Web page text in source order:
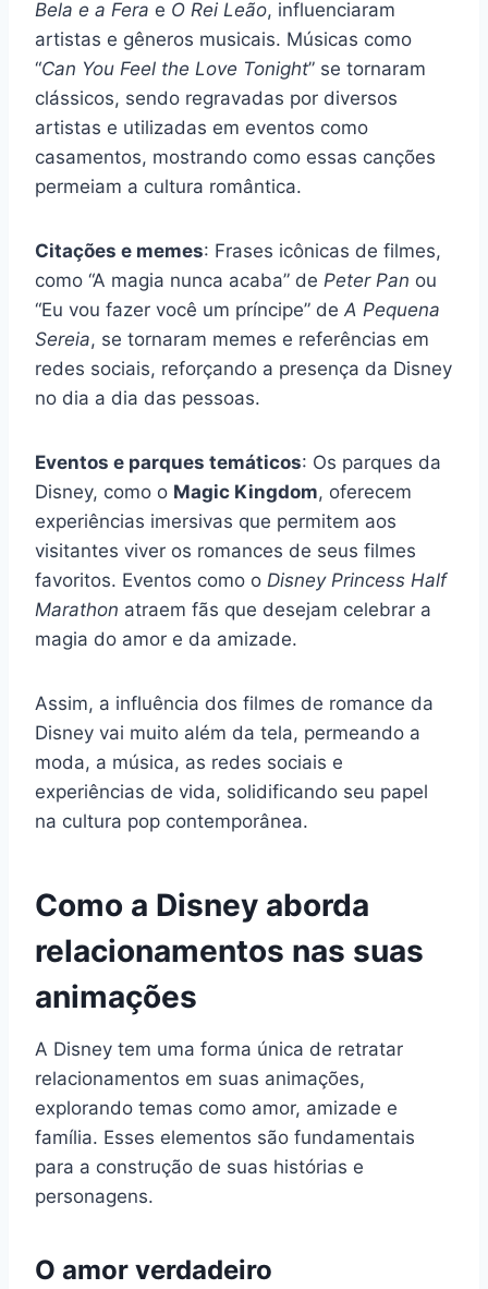
Bela e a Fera e O Rei Leão, influenciaram
artistas e gêneros musicais. Músicas como
“Can You Feel the Love Tonight” se tornaram
clássicos, sendo regravadas por diversos
artistas e utilizadas em eventos como
casamentos, mostrando como essas canções
permeiam a cultura romântica.
Citações e memes: Frases icônicas de filmes,
como “A magia nunca acaba” de Peter Pan ou
“Eu vou fazer você um príncipe” de A Pequena
Sereia, se tornaram memes e referências em
redes sociais, reforçando a presença da Disney
no dia a dia das pessoas.
Eventos e parques temáticos: Os parques da
Disney, como o Magic Kingdom, oferecem
experiências imersivas que permitem aos
visitantes viver os romances de seus filmes
favoritos. Eventos como o Disney Princess Half
Marathon atraem fãs que desejam celebrar a
magia do amor e da amizade.
Assim, a influência dos filmes de romance da
Disney vai muito além da tela, permeando a
moda, a música, as redes sociais e
experiências de vida, solidificando seu papel
na cultura pop contemporânea.
Como a Disney aborda
relacionamentos nas suas
animações
A Disney tem uma forma única de retratar
relacionamentos em suas animações,
explorando temas como amor, amizade e
família. Esses elementos são fundamentais
para a construção de suas histórias e
personagens.
O amor verdadeiro